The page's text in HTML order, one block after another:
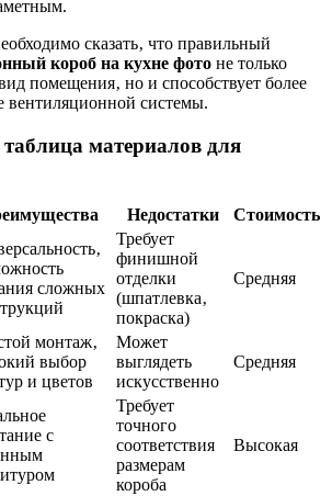
сказать‚ что правильный
короб на кухне фото не только
помещения‚ но и способствует более
вентиляционной системы.
материалов для
Недостатки Стоимость
сложных
Требует
финишной
отделки
(шпатлевка‚
покраска)
Средняя
монтаж‚
выбор
и цветов
Может
выглядеть
искусственно
Средняя
с
Требует
точного
соответствия
размерам
короба
Высокая